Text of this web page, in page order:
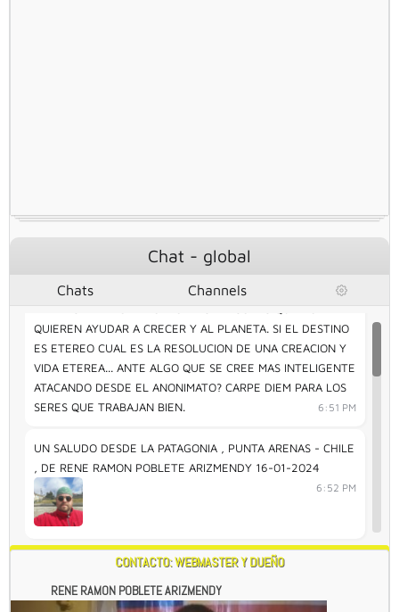
Chat - global
Chats Channels
LAS ESTRELLAS Y OTRAS ESPECIES?
CLARAMENTE NO VALE LA PENA TRABAJAR PONIENDO
PIEDRAS EN EL CAMINO A OTRAS PERSONAS QUE NO
QUIEREN AYUDAR A CRECER Y AL PLANETA. SI EL DESTINO
ES ETEREO CUAL ES LA RESOLUCION DE UNA CREACION Y
VIDA ETEREA... ANTE ALGO QUE SE CREE MAS INTELIGENTE
ATACANDO DESDE EL ANONIMATO? CARPE DIEM PARA LOS
SERES QUE TRABAJAN BIEN.
6:51 PM
UN SALUDO DESDE LA PATAGONIA , PUNTA ARENAS - CHILE
, DE RENE RAMON POBLETE ARIZMENDY 16-01-2024
6:52 PM
CONTACTO: WEBMASTER Y DUEÑO
RENE RAMON POBLETE ARIZMENDY